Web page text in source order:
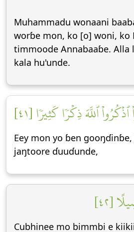
Muhammadu wonaani
worɓe mon, ko [o] woni, ko
timmoode Annabaaɓe. Alla
kala hu'unde.
ٱللَّهَ ذِكۡرٗا كَثِيرٗا [٤١]
Eey mon yo ɓen
jaŋtoore ɗuuɗunde,
[٤٢]
Cubhinee mo bimmbi e